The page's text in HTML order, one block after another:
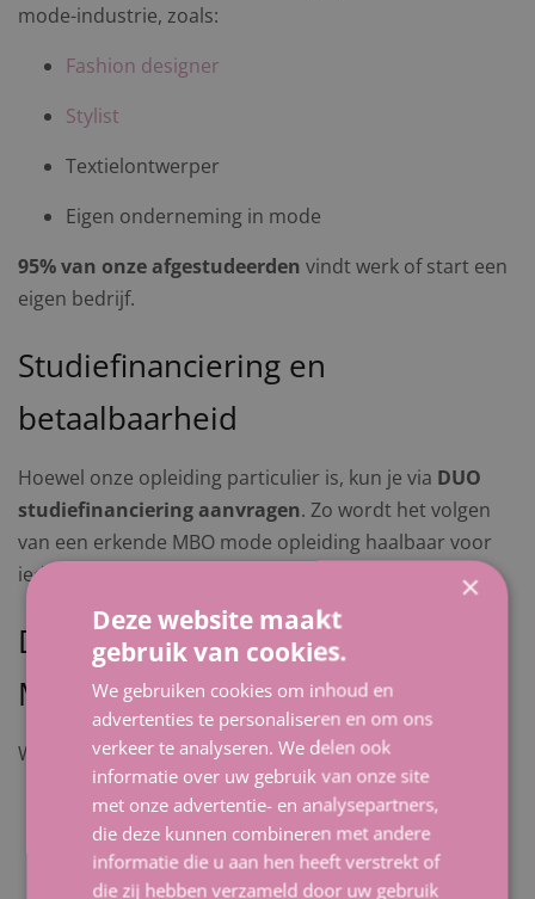
mode-industrie, zoals:
Fashion designer
Stylist
Textielontwerper
Eigen onderneming in mode
95% van onze afgestudeerden vindt werk of start een
eigen bedrijf.
Studiefinanciering en
betaalbaarheid
Hoewel onze opleiding particulier is, kun je via DUO
studiefinanciering aanvragen. Zo wordt het volgen
van een erkende MBO mode opleiding haalbaar voor
iedereen.
De voordelen van studeren bij NL
Mode Academie
Wat maakt ons uniek?
Kleine klassenvoor persoonlijke begeleiding
Praktijkgericht onderwijsmet stages en
projecten
×
Deze website maakt
gebruik van cookies.
We gebruiken cookies om inhoud en
advertenties te personaliseren en om ons
verkeer te analyseren. We delen ook
informatie over uw gebruik van onze site
met onze advertentie- en analysepartners,
die deze kunnen combineren met andere
informatie die u aan hen heeft verstrekt of
die zij hebben verzameld door uw gebruik